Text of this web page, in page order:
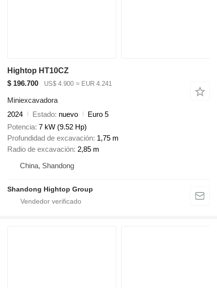
Hightop HT10CZ
$ 196.700
US$ 4.900 ≈ EUR 4.241
Miniexcavadora
2024
Estado nuevo
Euro 5
Potencia 7 kW (9.52 Hp)
Profundidad de excavación 1,75 m
Radio de excavación 2,85 m
China, Shandong
Shandong Hightop Group